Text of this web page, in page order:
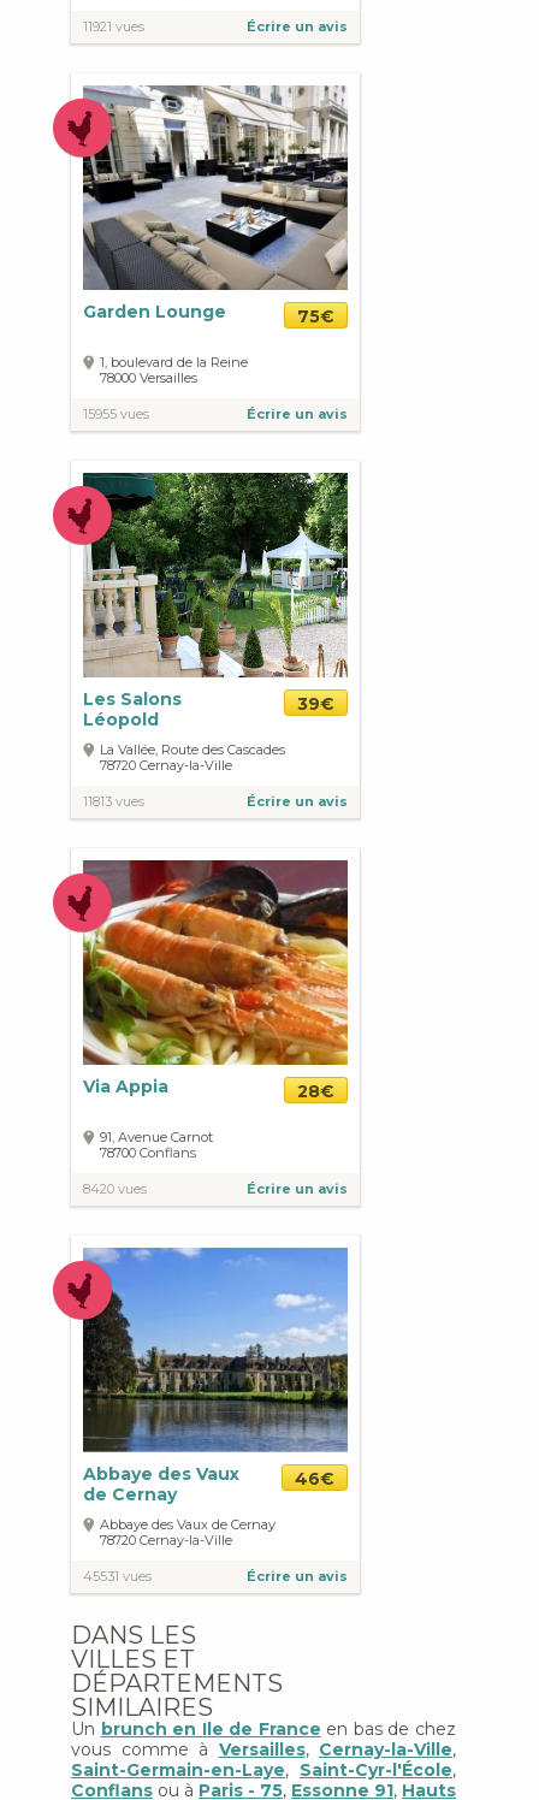
11921 vues Écrire un avis
Garden Lounge 75€
1, boulevard de la Reine
78000 Versailles
15955 vues Écrire un avis
Les Salons
Léopold
39€
La Vallée, Route des Cascades
78720 Cernay-la-Ville
11813 vues Écrire un avis
Via Appia 28€
91, Avenue Carnot
78700 Conflans
8420 vues Écrire un avis
Abbaye des Vaux
de Cernay
46€
Abbaye des Vaux de Cernay
78720 Cernay-la-Ville
45531 vues Écrire un avis
DANS LES
VILLES ET
DÉPARTEMENTS
SIMILAIRES
Un brunch en Ile de France en bas de chez
vous comme à Versailles, Cernay-la-Ville,
Saint-Germain-en-Laye, Saint-Cyr-l'École,
Conflans ou à Paris - 75, Essonne 91, Hauts